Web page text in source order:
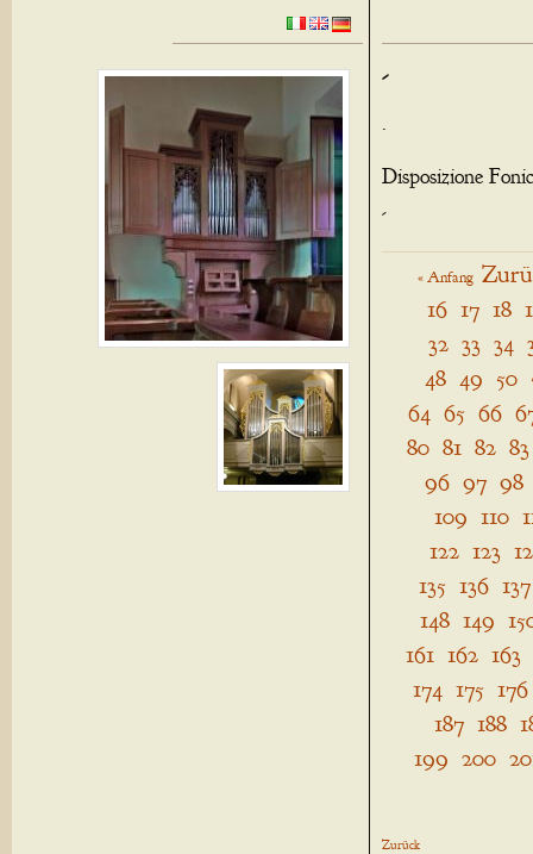
-
.
Disposizione
-
« Anfang
16 17 18
32 33 34
48 49 50
64 65 66
80 81 82 83
96 97 98
109 110
122 123
135 136 137
148 149
161 162 163
174 175 176
187 188
199 200
Zurück